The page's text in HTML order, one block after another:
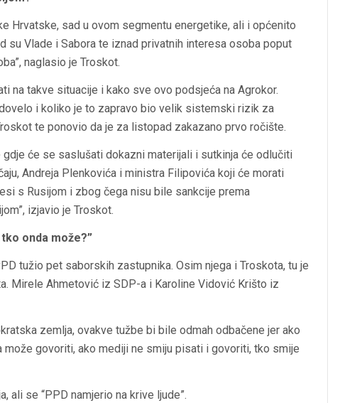
Hrvatske, sad u ovom segmentu energetike, ali i općenito
su Vlade i Sabora te iznad privatnih interesa osoba poput
naglasio je Troskot.
na takve situacije i kako sve ovo podsjeća na Agrokor.
i koliko je to zapravo bio velik sistemski rizik za
te ponovio da je za listopad zakazano prvo ročište.
će se saslušati dokazni materijali i sutkinja će odlučiti
Andreja Plenkovića i ministra Filipovića koji će morati
s Rusijom i zbog čega nisu bile sankcije prema
izjavio je Troskot.
onda može?”
tužio pet saborskih zastupnika. Osim njega i Troskota, tu je
Mirele Ahmetović iz SDP-a i Karoline Vidović Krišto iz
zemlja, ovakve tužbe bi bile odmah odbačene jer ako
govoriti, ako mediji ne smiju pisati i govoriti, tko smije
ali se “PPD namjerio na krive ljude”.